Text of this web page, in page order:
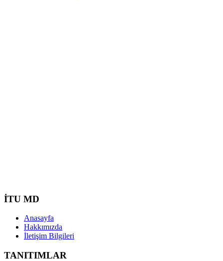
İTU MD
Anasayfa
Hakkımızda
İletişim Bilgileri
TANITIMLAR